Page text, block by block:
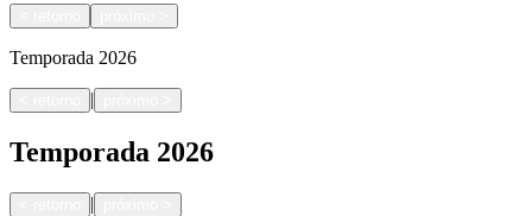
Temporada 2026
|
Temporada 2026
|